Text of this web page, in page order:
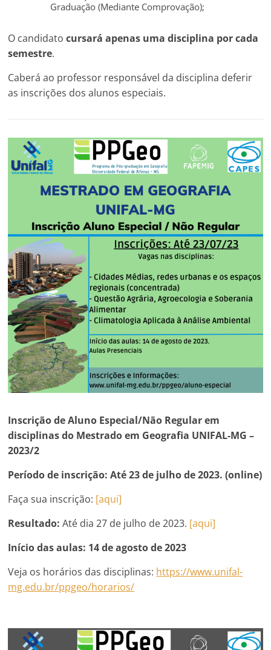
Graduação (Mediante Comprovação);
O candidatocursará apenas uma disciplina por cada
semestre.
Caberá ao professor responsável da disciplina deferir
as inscrições dos alunos especiais.
Inscrição de Aluno Especial/Não Regular em
disciplinas do Mestrado em Geografia UNIFAL-MG –
2023/2
Período de inscrição: Até 23 de julho de 2023. (online)
Faça sua inscrição: [aqui]
Resultado: Até dia 27 de julho de 2023. [aqui]
Início das aulas: 14 de agosto de 2023
Veja os horários das disciplinas: https://www.unifal-
mg.edu.br/ppgeo/horarios/